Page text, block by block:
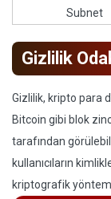
Subnet
Gizlilik
Gizlilik, kripto para
Bitcoin gibi blok
tarafından
kullanıcıların
kriptografik